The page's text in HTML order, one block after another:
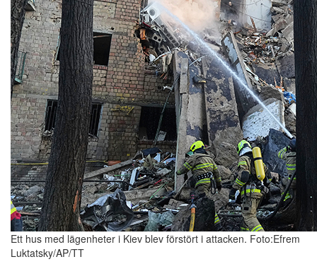
Ett hus med lägenheter i Kiev blev förstört i attacken. Foto:Efrem
Luktatsky/AP/TT